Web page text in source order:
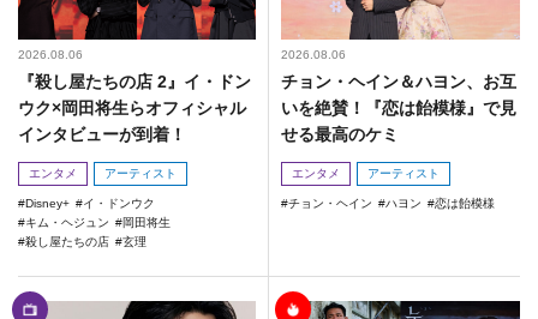
2026.08.06
『殺し屋たちの店 2』イ・ドン
ウク×岡田将生らオフィシャル
インタビューが到着！
エンタメ アーティスト
Disney+
イ・ドンウク
キム・ヘジュン
岡田将生
殺し屋たちの店
玄理
2026.08.06
チョン・ヘイン＆ハヨン、お互
いを絶賛！『恋は飴模様』で見
せる最高のケミ
エンタメ アーティスト
チョン・ヘイン ハヨン 恋は飴模様